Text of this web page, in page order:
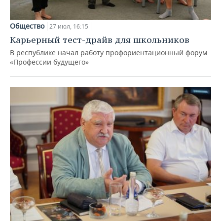
Общество 27 июл, 16:15
Карьерный тест-драйв для школьников
В республике начал работу профориентационный форум
«Профессии будущего»